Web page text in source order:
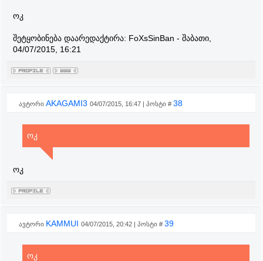
ოკ
შეტყობინება დაარედაქტირა: FoXsSinBan - შაბათი,
04/07/2015, 16:21
ავტორი AKAGAMI3 04/07/2015, 16:47 | პოსტი # 38
ოკ
ოკ
ავტორი KAMMUI 04/07/2015, 20:42 | პოსტი # 39
ოკ